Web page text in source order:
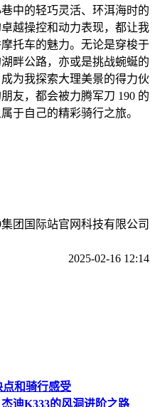
中的轻巧灵活、环洱海时的
越操控和动力表现，都让我
托车的魅力。无论是穿梭于
畔公路，亦或是挑战蜿蜒的
为我探索大理美景的得力伙
友，都会被力腾军刀 190 的
于自己的精彩骑行之旅。
集团国际站官网科技有限公司
2025-02-16 12:14
点和骑行感受
迪K333的风洞进阶之路